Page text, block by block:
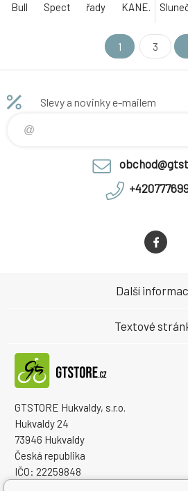
Bull Spect řady KANE.
AR coating- antireflexní
povrchová úprava skla
Ochranný UV filtr: UV400
WING Dual Temple System -
UV
1 3
Slevy a novinky e-mailem
GTSTORE Hukvaldy, s.r.o.
Hukvaldy 24
73946 Hukvaldy
Česká republika
IČO: 22259848
Další
Textové